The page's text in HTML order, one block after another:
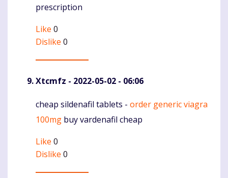
prescription
Like 0
Dislike 0
Xtcmfz - 2022-05-02 - 06:06
Komentaras
cheap sildenafil tablets - order generic viagra
100mg buy vardenafil cheap
Like 0
Dislike 0